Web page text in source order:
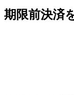
期限前決済